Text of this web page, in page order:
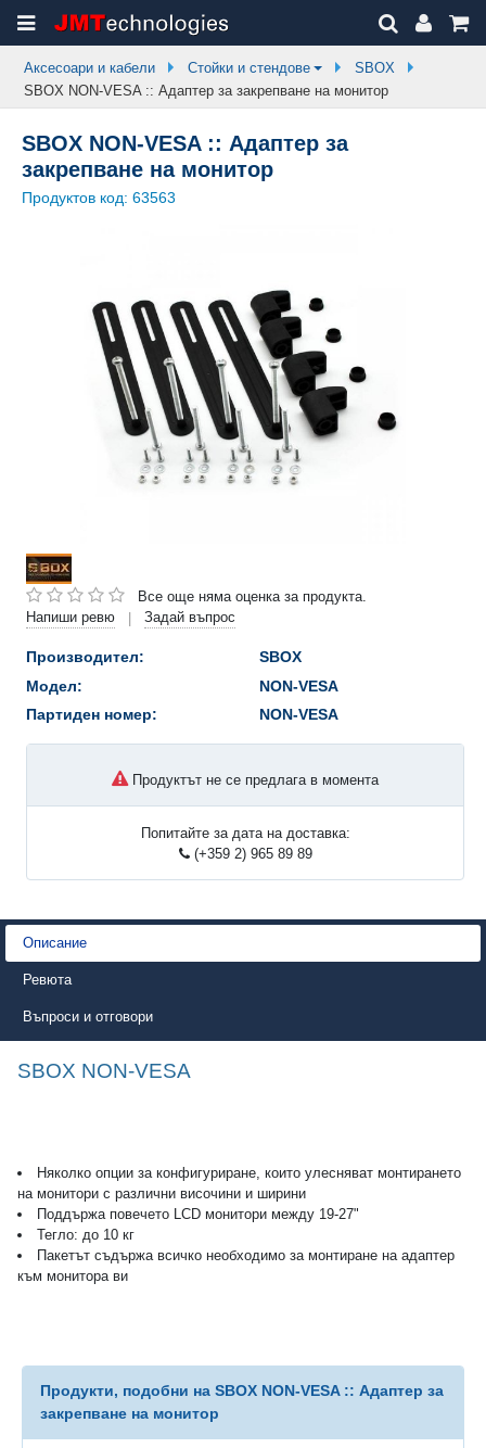
Аксесоари и кабели Стойки и стендове
SBOX
SBOX NON-VESA :: Адаптер за закрепване на монитор
SBOX NON-VESA :: Адаптер за
закрепване на монитор
Продуктов код: 63563
Все още няма оценка за продукта.
Напиши ревю
| Задай въпрос
Производител:
SBOX
Модел:
NON-VESA
Партиден номер:
NON-VESA
Продуктът не се предлага в момента
Попитайте за дата на доставка:
(+359 2) 965 89 89
Описание
Ревюта
Въпроси и отговори
SBOX NON-VESA
Няколко опции за конфигуриране, които улесняват монтирането
на монитори с различни височини и ширини
Поддържа повечето LCD монитори между 19-27"
Тегло: до 10 кг
Пакетът съдържа всичко необходимо за монтиране на адаптер
към монитора ви
Продукти, подобни на SBOX NON-VESA :: Адаптер за
закрепване на монитор